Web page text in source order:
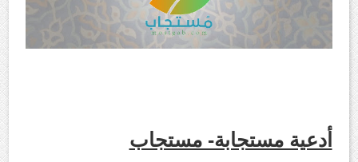
أدعية مستجابة- مستجاب